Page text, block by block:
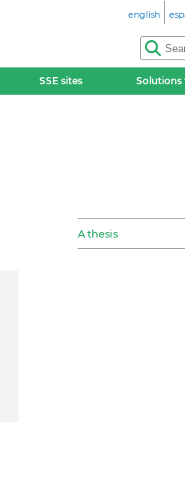
english
SSE sites Solutions
A thesis